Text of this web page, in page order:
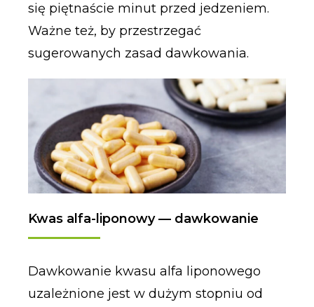
się piętnaście minut przed jedzeniem.
Ważne też, by przestrzegać
sugerowanych zasad dawkowania.
Kwas alfa-liponowy — dawkowanie
Dawkowanie kwasu alfa liponowego
uzależnione jest w dużym stopniu od